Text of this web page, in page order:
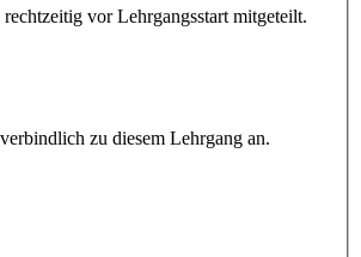
vor Lehrgangsstart mitgeteilt.
verbindlich zu diesem Lehrgang an.